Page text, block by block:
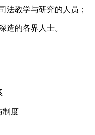
法教学与研究的人员；
造的各界人士。
制度